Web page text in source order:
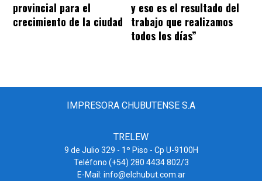
provincial para el
crecimiento de la ciudad
y eso es el resultado del
trabajo que realizamos
todos los días”
IMPRESORA CHUBUTENSE S.A
TRELEW
9 de Julio 329 - 1º Piso - Cp U-9100H
Teléfono (+54) 280 4434 802/3
E-Mail: info@elchubut.com.ar